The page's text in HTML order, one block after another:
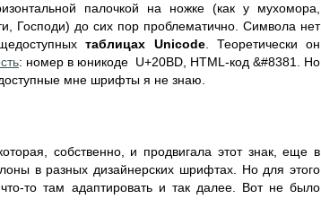
палочкой на ножке (как у мухомора,
Господи) до сих пор проблематично. Символа нет
таблицах Unicode. Теоретически он
: номер в юникоде U+20BD, HTML -код &#8381. Но
доступные мне шрифты я не знаю.
собственно, и продвигала этот знак, еще в
в разных дизайнерских шрифтах. Но для этого
то там адаптировать и так далее. Вот не было